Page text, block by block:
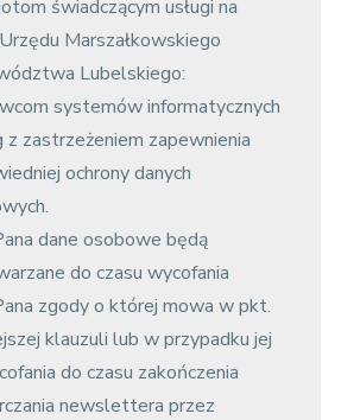
świadczącym usługi na
Marszałkowskiego
Lubelskiego:
systemów informatycznych
z zastrzeżeniem zapewnienia
ochrony danych
dane osobowe będą
do czasu wycofania
zgody o której mowa w pkt.
klauzuli lub w przypadku jej
do czasu zakończenia
newslettera przez